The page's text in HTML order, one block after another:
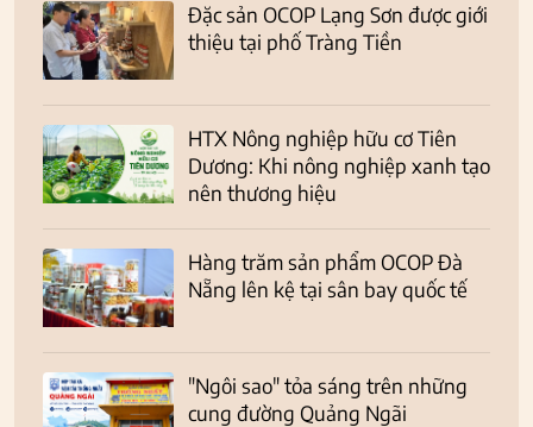
Đặc sản OCOP Lạng Sơn được giới
thiệu tại phố Tràng Tiền
HTX Nông nghiệp hữu cơ Tiên
Dương: Khi nông nghiệp xanh tạo
nên thương hiệu
Hàng trăm sản phẩm OCOP Đà
Nẵng lên kệ tại sân bay quốc tế
"Ngôi sao" tỏa sáng trên những
cung đường Quảng Ngãi